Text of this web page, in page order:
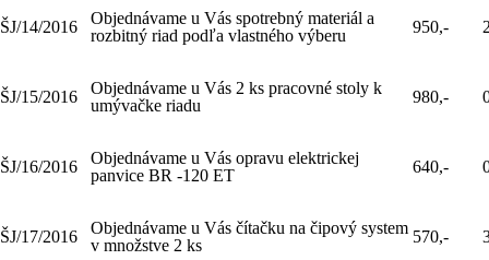
ŠJ/14/2016
Objednávame u Vás spotrebný materiál a
rozbitný riad podľa vlastného výberu
950,-
ŠJ/15/2016
Objednávame u Vás 2 ks pracovné stoly k
umývačke riadu
980,-
ŠJ/16/2016
Objednávame u Vás opravu elektrickej
panvice BR -120 ET
640,-
ŠJ/17/2016
Objednávame u Vás čítačku na čipový system
v množstve 2 ks
570,-